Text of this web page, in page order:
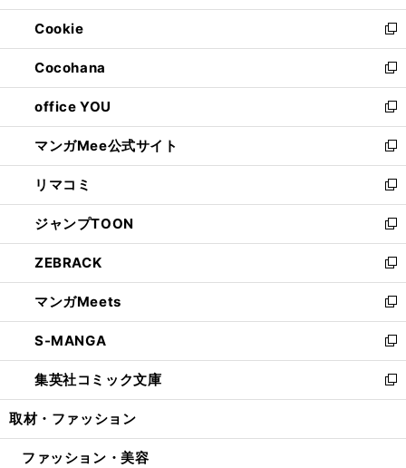
開
く
ウ
で
開
く
ン
ド
ウ
で
開
く
ウ
ィ
ン
ド
ウ
で
開
く
Cookie
新
し
い
ウ
ィ
ン
ド
ウ
で
開
く
Cocohana
新
し
い
ウ
ィ
ン
ド
ウ
で
開
く
office YOU
新
し
い
ウ
ィ
ン
ド
ウ
で
開
く
マンガMee公式サイト
新
し
い
ウ
ィ
ン
ド
ウ
で
開
く
リマコミ
新
し
い
ウ
ィ
ン
ド
ウ
で
開
く
ジャンプTOON
新
し
い
ウ
ィ
ン
ド
ウ
で
開
ZEBRACK
新
し
い
ウ
ィ
ン
ド
ウ
開
マンガMeets
新
し
い
ウ
ィ
ン
ウ
S-MANGA
新
し
い
ウ
ン
集英社コミック文庫
新
し
ウ
取材・ファッション
ファッション・美容